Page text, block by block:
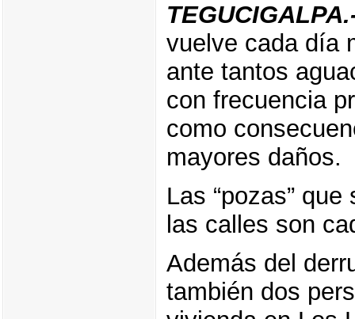
vuelve cada día
ante tantos
con frecuencia
como
mayores daños.
Las “pozas”
las calles son
Además del
también dos